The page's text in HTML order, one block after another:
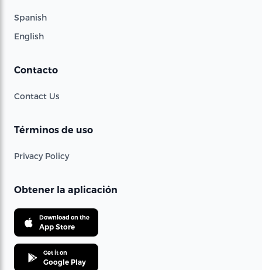
Spanish
English
Contacto
Contact Us
Términos de uso
Privacy Policy
Obtener la aplicación
Download on the
App Store
Get it on
Google Play